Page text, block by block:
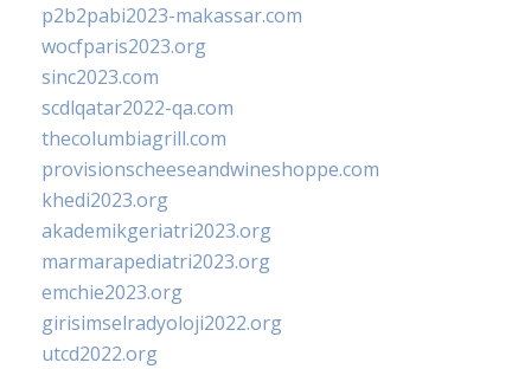
p2b2pabi2023-makassar.com
wocfparis2023.org
sinc2023.com
scdlqatar2022-qa.com
thecolumbiagrill.com
provisionscheeseandwineshoppe.com
khedi2023.org
akademikgeriatri2023.org
marmarapediatri2023.org
emchie2023.org
girisimselradyoloji2022.org
utcd2022.org